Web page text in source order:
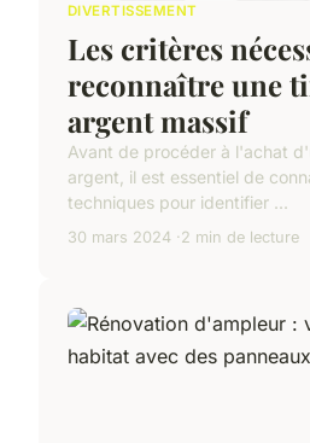
DIVERTISSEMENT
Les critères
reconnaître une
argent massif
Avant de procéder à l'achat
argent, il est essentiel de
techniques pour identifier ...
30 mars 2024 2 min de lecture